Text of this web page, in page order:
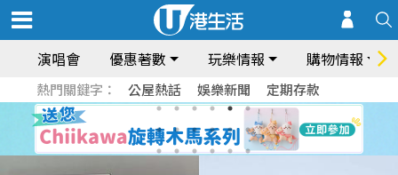
演唱會 優惠著數 玩樂情報 購物情報
熱門關鍵字： 公屋熱話 娛樂新聞 定期存款